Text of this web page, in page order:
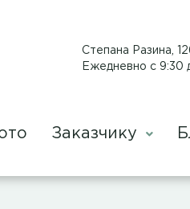
​Степана Разина,
Ежедневно с 9:30
Заказчику